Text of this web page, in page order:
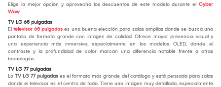
Elige la mejor opción y aprovecha los descuentos de este modelo durante el Cyber
Wow.
TV LG 65 pulgadas
El televisor 65 pulgadas es una buena elección para salas amplias donde se busca una
pantalla de formato grande con imagen de calidad. Ofrece mayor presencia visual y
una experiencia más inmersiva, especialmente en los modelos OLED, donde el
contraste y la profundidad de color marcan una diferencia notable frente a otras
tecnologías.
TV LG 77 pulgadas
La TV LG 77 pulgadas es el formato más grande del catálogo y está pensada para salas
donde el televisor es el centro de todo. Tiene una imagen muy detallada, especialmente